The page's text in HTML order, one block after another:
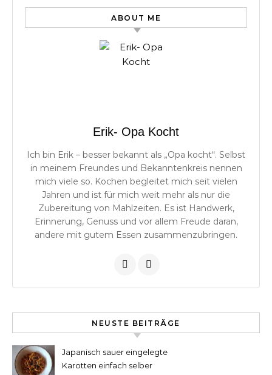
ABOUT ME
Erik- Opa Kocht
Ich bin Erik – besser bekannt als „Opa kocht“. Selbst
in meinem Freundes und Bekanntenkreis nennen
mich viele so. Kochen begleitet mich seit vielen
Jahren und ist für mich weit mehr als nur die
Zubereitung von Mahlzeiten. Es ist Handwerk,
Erinnerung, Genuss und vor allem Freude daran,
andere mit gutem Essen zusammenzubringen.
NEUSTE BEITRÄGE
Japanisch sauer eingelegte
Karotten einfach selber